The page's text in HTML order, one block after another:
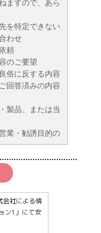
ますので、あら
を特定できない
わせ
頼
のご要望
俗に反する内容
回答済みの内容
製品、または当
業・勧誘目的の
お問い合わせ
、個人情報保護
た上で、お申込
定める目的のみ
会社による情
ン1」にて安